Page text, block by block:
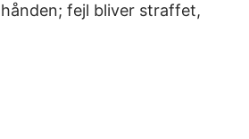
fejl bliver straffet,